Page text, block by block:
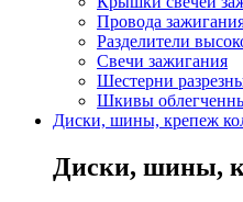
Провода
Разделители
Свечи зажигания
Шестерни
Шкивы
Диски, шины, крепеж
Диски, шины,